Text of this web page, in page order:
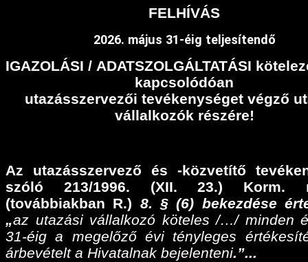
FELHÍVÁS
2026. május 31-éig teljesítendő
IGAZOLÁSI / ADATSZOLGÁLTATÁSI
kapcsolódóan
utazásszervezői tevékenységet végző
vállalkozók részére!
Az utazásszervező és -közvetítő
szóló 213/1996. (XII. 23.) Korm.
(továbbiakban R.) 8. § (6) bekezdése
„az utazási vállalkozó köteles /…/ minden
31-éig a megelőző évi tényleges
árbevételt a Hivatalnak bejelenteni.”...